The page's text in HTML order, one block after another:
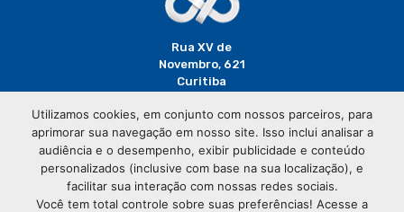
Rua XV de
Novembro, 621
Curitiba
(41) 3320-
2929
Utilizamos cookies, em conjunto com nossos parceiros, para
aprimorar sua navegação em nosso site. Isso inclui analisar a
audiência e o desempenho, exibir publicidade e conteúdo
personalizados (inclusive com base na sua localização), e
facilitar sua interação com nossas redes sociais.
Você tem total controle sobre suas preferências! Acesse a